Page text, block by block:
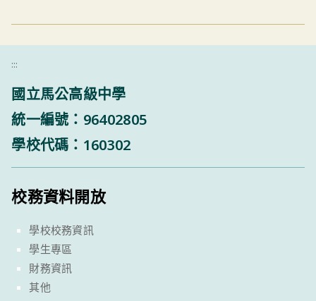
:::
國立馬公高級中學
統一編號：96402805
學校代碼：160302
校務資料開放
學校校務資訊
學生專區
財務資訊
其他